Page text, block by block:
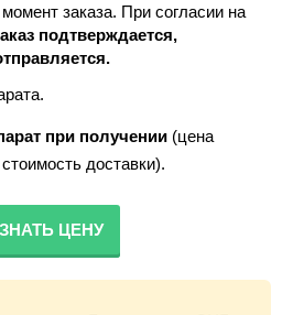
заказа. При согласии на
подтверждается,
при получении (цена
доставки).
ЦЕНУ